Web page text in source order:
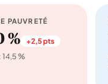
PAUVRETÉ
% +2,5 pts
14,5 %